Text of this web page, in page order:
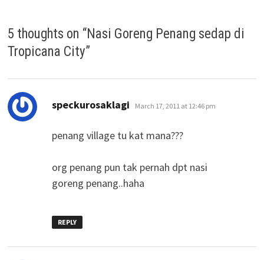
5 thoughts on “Nasi Goreng Penang sedap di
Tropicana City”
speckurosaklagi says:
March 17, 2011 at 12:46 pm
penang village tu kat mana???
org penang pun tak pernah dpt nasi
goreng penang..haha
REPLY